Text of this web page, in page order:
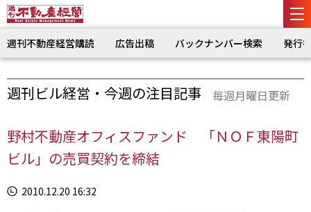
週刊不動産経営購読 広告出稿 バックナンバー検索 発行
週刊ビル経営・今週の注目記事 毎週月曜日更新
野村不動産オフィスファンド 「ＮＯＦ東陽町
ビル」の売買契約を締結
2010.12.20 16:32